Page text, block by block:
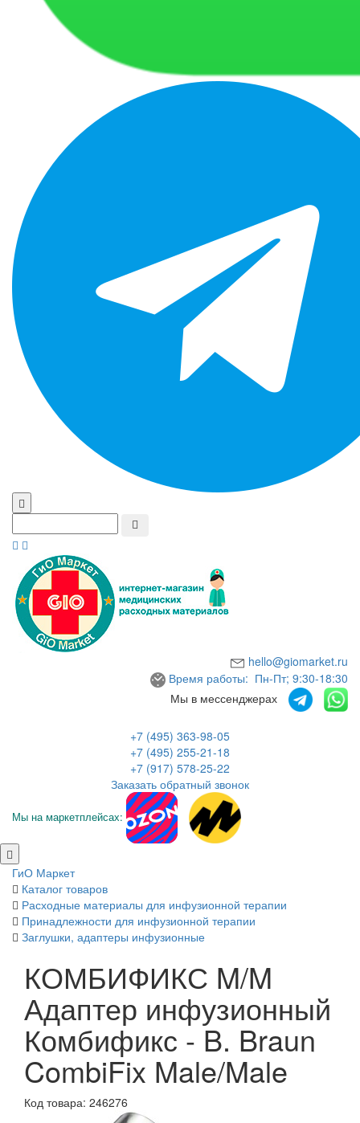
hello@giomarket.ru
Время работы: Пн-Пт; 9:30-18:30
Мы в мессенджерах
+7 (495) 363-98-05
+7 (495) 255-21-18
+7 (917) 578-25-22
Заказать обратный звонок
Мы на маркетплейсах:
ГиО Маркет
Каталог товаров
Расходные материалы для инфузионной терапии
Принадлежности для инфузионной терапии
Заглушки, адаптеры инфузионные
КОМБИФИКС M/M
Адаптер инфузионный
Комбификс - B. Braun
CombiFix Male/Male
Код товара: 246276